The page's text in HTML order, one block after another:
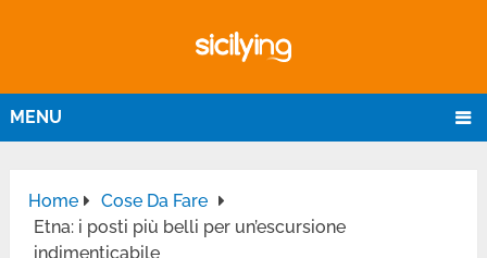
MENU
Home
Cose Da Fare
Etna: i posti più belli per un’escursione
indimenticabile